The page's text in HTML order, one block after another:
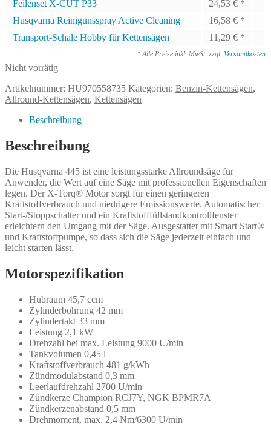
Feilenset X-CUT P33
24,53 € *
Husqvarna Reinigunsspray Active Cleaning
16,58 € *
Transport-Schale Hobby für Kettensägen
11,29 € *
* Alle Preise inkl. MwSt. zzgl. Versandkosten
Nicht vorrätig
Artikelnummer: HU970558735 Kategorien: Benzin-Kettensägen,
Allround-Kettensägen, Kettensägen
Beschreibung
Beschreibung
Die Husqvarna 445 ist eine leistungsstarke Allroundsäge für
Anwender, die Wert auf eine Säge mit professionellen Eigenschaften
legen. Der X-Torq® Motor sorgt für einen geringeren
Kraftstoffverbrauch und niedrigere Emissionswerte. Automatischer
Start-/Stoppschalter und ein Kraftstofffüllstandkontrollfenster
erleichtern den Umgang mit der Säge. Ausgestattet mit Smart Start®
und Kraftstoffpumpe, so dass sich die Säge jederzeit einfach und
leicht starten lässt.
Motorspezifikation
Hubraum 45,7 ccm
Zylinderbohrung 42 mm
Zylindertakt 33 mm
Leistung 2,1 kW
Drehzahl bei max. Leistung 9000 U/min
Tankvolumen 0,45 l
Kraftstoffverbrauch 481 g/kWh
Zündmodulabstand 0,3 mm
Leerlaufdrehzahl 2700 U/min
Zündkerze Champion RCJ7Y, NGK BPMR7A
Zündkerzenabstand 0,5 mm
Drehmoment, max. 2,4 Nm/6300 U/min